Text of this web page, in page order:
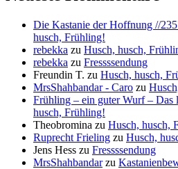
Die Kastanie der Hoffnung //
husch, Frühling!
rebekka zu Husch, husch,
rebekka zu Fressssendung
Freundin T. zu Husch, husch,
MrsShahbandar - Caro zu
Frühling – ein guter Wurf – Das
husch, Frühling!
Theobromina zu Husch, husch,
Ruprecht Frieling zu Husch,
Jens Hess zu Fressssendung
MrsShahbandarzu